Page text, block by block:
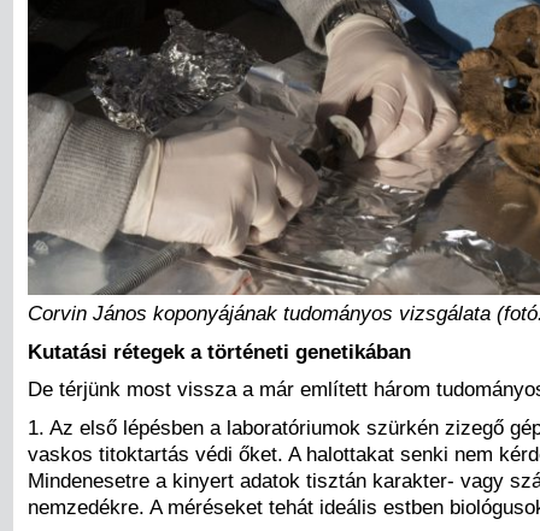
Corvin János koponyájának tudományos vizsgálata
Kutatási rétegek a történeti genetikában
De térjünk most vissza a már említett három
1. Az első lépésben a laboratóriumok szürkén zizegő
vaskos titoktartás védi őket. A halottakat senki nem
Mindenesetre a kinyert adatok tisztán karakter- vagy
nemzedékre. A méréseket tehát ideális estben